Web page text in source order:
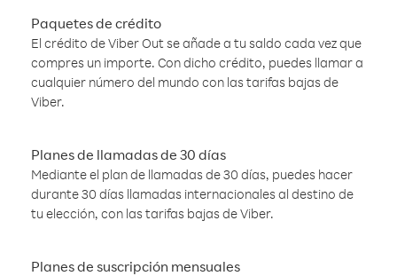
Paquetes de crédito
El crédito de Viber Out se añade a tu saldo cada vez que
compres un importe. Con dicho crédito, puedes llamar a
cualquier número del mundo con las tarifas bajas de
Viber.
Planes de llamadas de 30 días
Mediante el plan de llamadas de 30 días, puedes hacer
durante 30 días llamadas internacionales al destino de
tu elección, con las tarifas bajas de Viber.
Planes de suscripción mensuales